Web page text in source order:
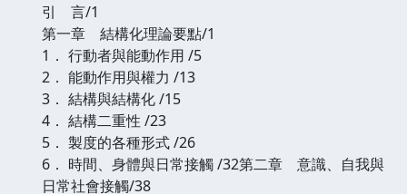
引 言/1
第一章 結構化理論要點/1
1． 行動者與能動作用 /5
2． 能動作用與權力 /13
3． 結構與結構化 /15
4． 結構二重性 /23
5． 製度的各種形式 /26
6． 時間、身體與日常接觸 /32第二章 意識、自我與
日常社會接觸/38